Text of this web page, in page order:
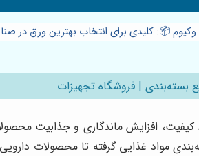
📦: کلیدی برای انتخاب بهترین ورق در
بسته‌بندی | فروشگاه تجهیزات
افزایش ماندگاری و جذابیت
مواد غذایی گرفته تا محصولات